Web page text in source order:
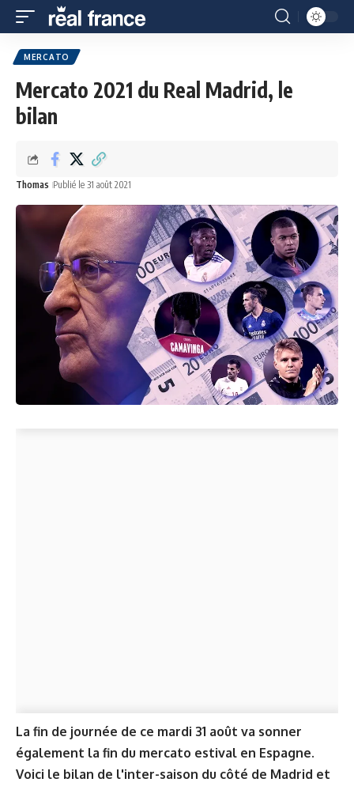
MERCATO
Mercato 2021 du Real Madrid, le
bilan
Thomas Publié le 31 août 2021
La fin de journée de ce mardi 31 août va sonner
également la fin du mercato estival en Espagne.
Voici le bilan de l'inter-saison du côté de Madrid et